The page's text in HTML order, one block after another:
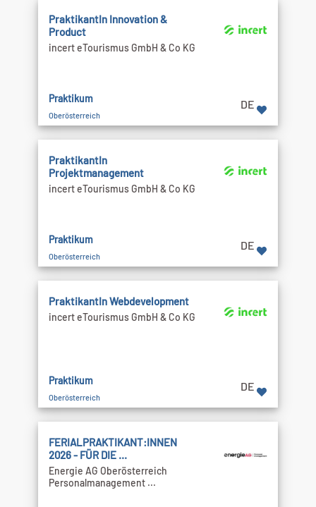
PraktikantIn Innovation &
Product
incert eTourismus GmbH & Co KG
Praktikum
Oberösterreich
DE
PraktikantIn
Projektmanagement
incert eTourismus GmbH & Co KG
Praktikum
Oberösterreich
DE
PraktikantIn Webdevelopment
incert eTourismus GmbH & Co KG
Praktikum
Oberösterreich
DE
FERIALPRAKTIKANT:INNEN
2026 - FÜR DIE ...
Energie AG Oberösterreich
Personalmanagement ...